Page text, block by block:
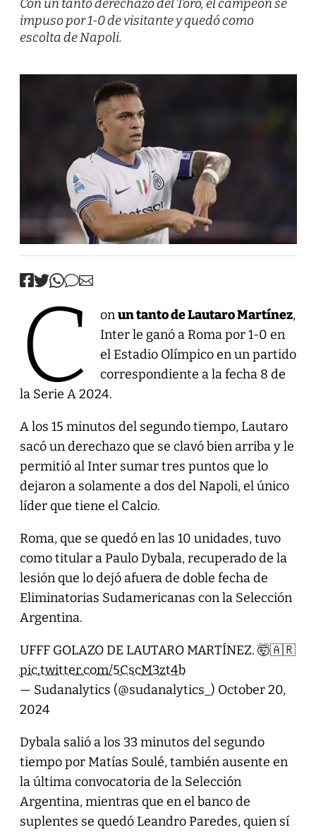
Con un tanto derechazo del Toro, el campeón se
impuso por 1-0 de visitante y quedó como
escolta de Napoli.
C onun tanto de Lautaro Martínez,
Inter le ganó a Roma por 1-0 en
el Estadio Olímpico en un partido
correspondiente a la fecha 8 de
la Serie A 2024.
A los 15 minutos del segundo tiempo, Lautaro
sacó un derechazo que se clavó bien arriba y le
permitió al Inter sumar tres puntos que lo
dejaron a solamente a dos del Napoli, el único
líder que tiene el Calcio.
Roma, que se quedó en las 10 unidades, tuvo
como titular a Paulo Dybala, recuperado de la
lesión que lo dejó afuera de doble fecha de
Eliminatorias Sudamericanas con la Selección
Argentina.
UFFF GOLAZO DE LAUTARO MARTÍNEZ. 🤯🇦🇷
pic.twitter.com/5CscM3zt4b
— Sudanalytics (@sudanalytics_) October 20,
2024
Dybala salió a los 33 minutos del segundo
tiempo por Matías Soulé, también ausente en
la última convocatoria de la Selección
Argentina, mientras que en el banco de
suplentes se quedó Leandro Paredes, quien sí